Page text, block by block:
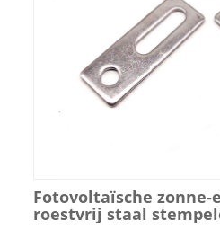
Fotovoltaïsche zonne-
roestvrij staal